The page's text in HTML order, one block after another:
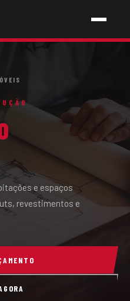
e espaços
revestimentos e